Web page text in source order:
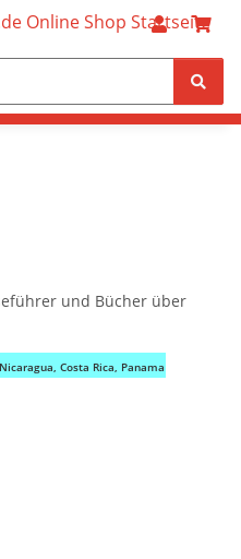
und Bücher über
Costa Rica, Panama